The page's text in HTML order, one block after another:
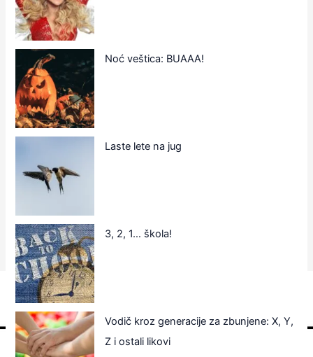
Noć veštica: BUAAA!
Laste lete na jug
3, 2, 1… škola!
Vodič kroz generacije za zbunjene: X, Y,
Z i ostali likovi